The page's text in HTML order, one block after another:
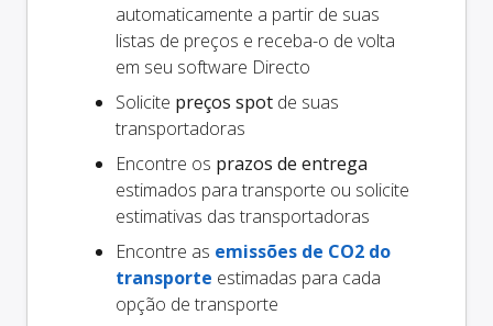
automaticamente a partir de suas
listas de preços e receba-o de volta
em seu software Directo
Solicite preços spot de suas
transportadoras
Encontre os prazos de entrega
estimados para transporte ou solicite
estimativas das transportadoras
Encontre as emissões de CO2 do
transporte estimadas para cada
opção de transporte